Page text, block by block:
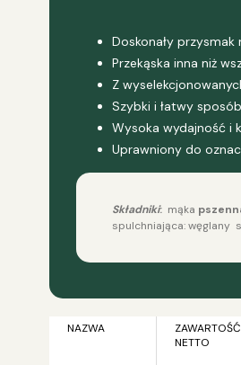
Doskonały
Przekąska inna niż
Z
Szybki i łatwy
Wysoka wydajność i
Uprawniony do
Składniki: mąka
spulchniająca: węglany
NAZWA
ZAWARTOŚĆ
NETTO